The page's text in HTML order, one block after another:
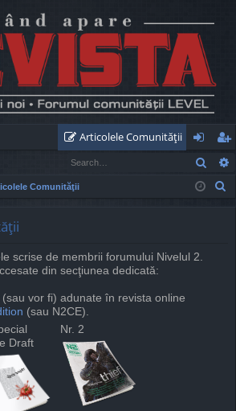
Articolele Comunităţii
og
in
eg
ist
Comunităţii
scrise de membrii forumului Nivelul 2.
din secţiunea dedicată:
vor fi) adunate în revista online
(sau N2CE).
Draft
Nr. 2